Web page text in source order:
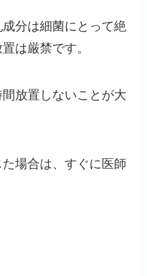
分は細菌にとって絶
は厳禁です。
放置しないことが大
場合は、すぐに医師